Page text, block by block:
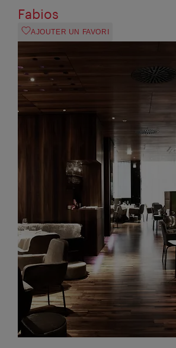
Fabios
AJOUTER UN FAVORI